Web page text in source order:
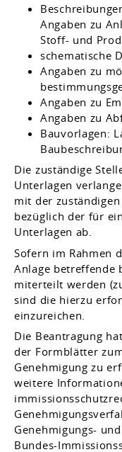
Angaben zu
Stoff- und
schematische
Angaben zu
Angaben zu
Angaben zu
Bauvorlagen:
Die zuständige
Unterlagen
mit der
bezüglich der für
Unterlagen ab.
Sofern im Rahmen
Anlage betreffende
miterteilt werden
sind die hierzu
einzureichen.
Die Beantragung
der Formblätter
Genehmigung zu
weitere
Genehmigungs-
Bundes-